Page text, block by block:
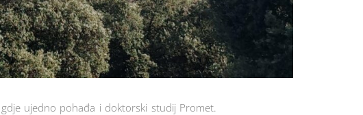
ujedno pohađa i doktorski studij Promet.